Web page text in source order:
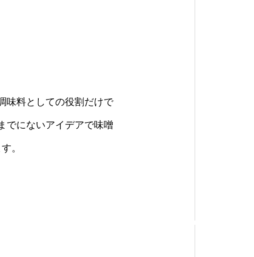
味料としての役割だけで
でにないアイデアで味噌
。